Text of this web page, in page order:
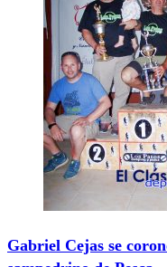
Gabriel Cejas se